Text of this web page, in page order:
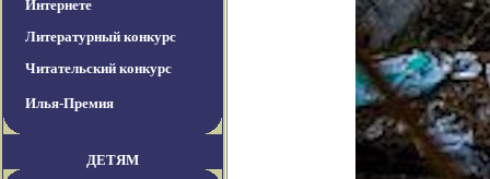
Интернете
Литературный конкурс
Читательский конкурс
Илья-Премия
ДЕТЯМ